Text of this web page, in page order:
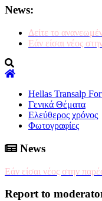
News:
Δείτε το
Εάν είσαι νέος
Hellas Transalp
Γενικά Θέματα
Ελεύθερος χρόνος
Φωτογραφίες
News
Εάν είσαι νέος στην
Report to